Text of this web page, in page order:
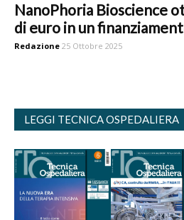
NanoPhoria Bioscience
di euro in un
Redazione 25 Ottobre 2025
LEGGI TECNICA OSPEDALIERA